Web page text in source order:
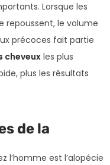
Lorsque les
repoussent, le volume
précoces fait partie
cheveux les plus
plus les résultats
de la
l’homme est l’alopécie